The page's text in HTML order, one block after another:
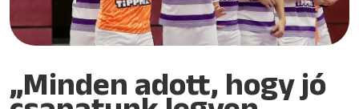
„Minden adott, hogy jó